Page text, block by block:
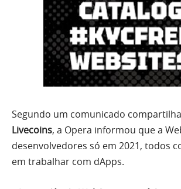
Segundo um comunicado
Livecoins, a Opera informou que a
desenvolvedores só em 2021, todos
em trabalhar com dApps.